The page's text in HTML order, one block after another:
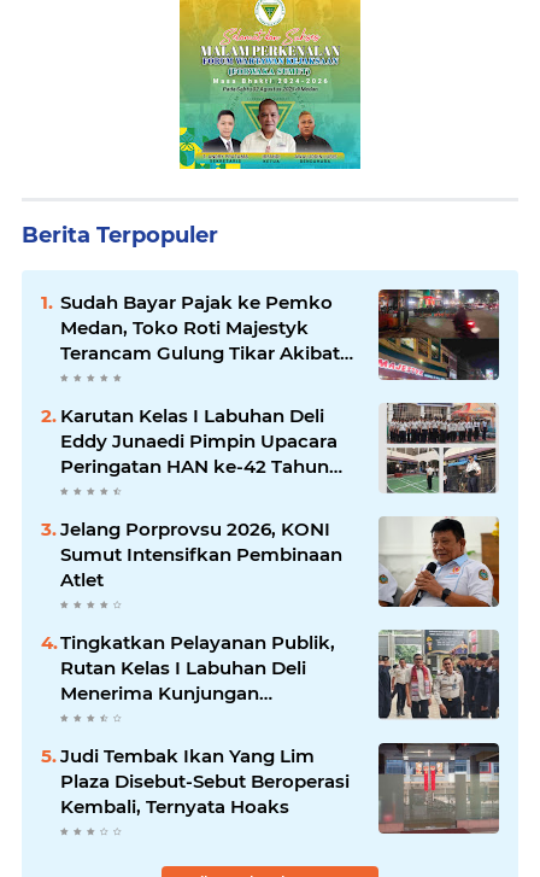
Berita Terpopuler
Sudah Bayar Pajak ke Pemko
Medan, Toko Roti Majestyk
Terancam Gulung Tikar Akibat
Akses Jalan Ditutup Pedagang
Karutan Kelas I Labuhan Deli
Eddy Junaedi Pimpin Upacara
Peringatan HAN ke-42 Tahun
2026
Jelang Porprovsu 2026, KONI
Sumut Intensifkan Pembinaan
Atlet
Tingkatkan Pelayanan Publik,
Rutan Kelas I Labuhan Deli
Menerima Kunjungan
Rombongan Staf Khusus
Judi Tembak Ikan Yang Lim
Plaza Disebut-Sebut Beroperasi
Kembali, Ternyata Hoaks